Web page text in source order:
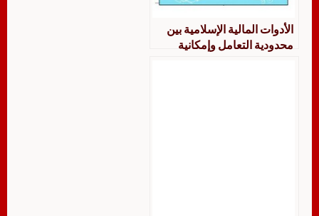
الأدوات المالية الإسلامية بين
محدودية التعامل وإمكانية